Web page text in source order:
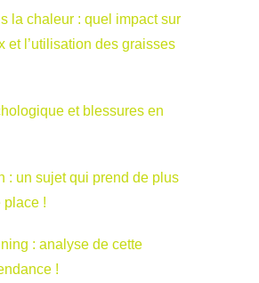
la chaleur : quel impact sur
et l’utilisation des graisses
et blessures en
: un sujet qui prend de plus
place !
: analyse de cette
!